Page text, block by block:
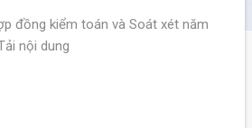
đồng kiểm toán và Soát xét năm
nội dung